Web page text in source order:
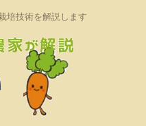
培技術を解説します